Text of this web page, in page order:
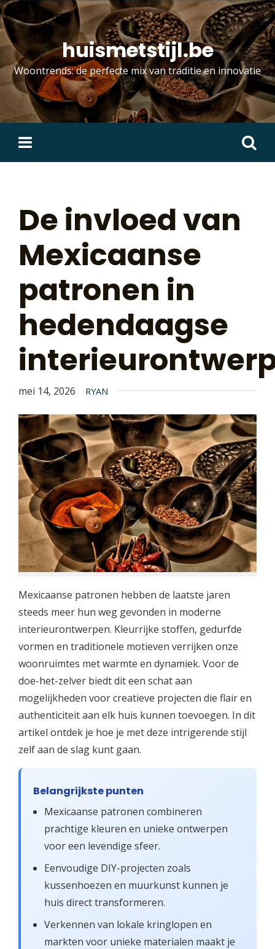
Skip
to
content
huismetstijl.be
Woontrends: de perfecte mix van traditie en innovatie
Zoeken
naar:
De invloed van
Mexicaanse
patronen in
hedendaagse
mei 14, 2026 RYAN
Mexicaanse patronen hebben de laatste jaren
steeds meer hun weg gevonden in moderne
interieurontwerpen. Kleurrijke stoffen, gedurfde
vormen en traditionele motieven verrijken onze
woonruimtes met warmte en dynamiek. Voor de
doe-het-zelver biedt dit een schat aan
mogelijkheden voor creatieve projecten die flair en
authenticiteit aan elk huis kunnen toevoegen. In dit
artikel ontdek je hoe je met deze intrigerende stijl
zelf aan de slag kunt gaan.
Belangrijkste punten
Mexicaanse patronen combineren
prachtige kleuren en unieke ontwerpen
voor een levendige sfeer.
Eenvoudige DIY-projecten zoals
kussenhoezen en muurkunst kunnen je
huis direct transformeren.
Verkennen van lokale kringlopen en
markten voor unieke materialen maakt je